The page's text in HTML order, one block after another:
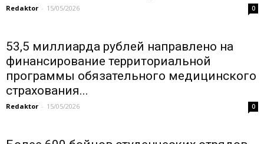
Redaktor - 15/05/2026 0
53,5 миллиарда рублей направлено на
финансирование территориальной
программы обязательного медицинского
страхования...
Redaktor - 15/05/2026 0